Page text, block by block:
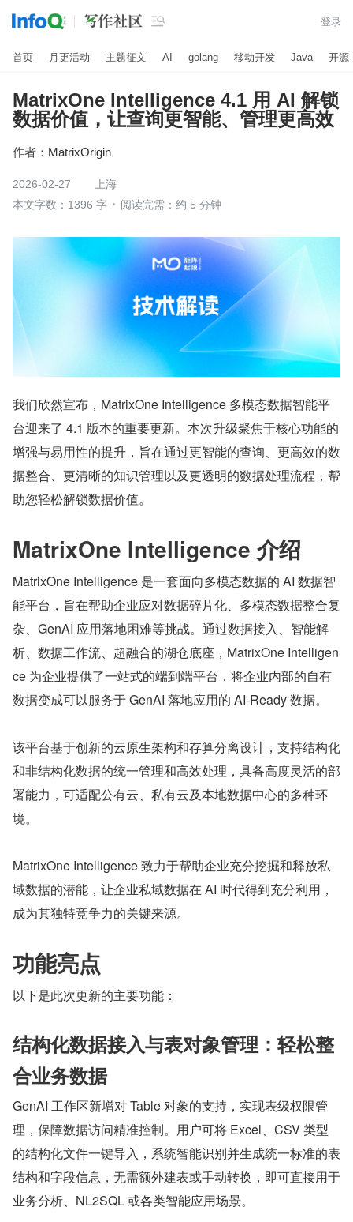
 登录
首页 月更活动 主题征文 AI golang 移动开发 Java 开源
MatrixOne Intelligence 4.1 用 AI 解锁
数据价值，让查询更智能、管理更高效
作者： MatrixOrigin
2026-02-27
上海
本文字数：1396 字
阅读完需：约 5 分钟
我们欣然宣布，MatrixOne Intelligence 多模态数据智能平
台迎来了 4.1 版本的重要更新。本次升级聚焦于核心功能的
增强与易用性的提升，旨在通过更智能的查询、更高效的数
据整合、更清晰的知识管理以及更透明的数据处理流程，帮
助您轻松解锁数据价值。
MatrixOne Intelligence 介绍
MatrixOne Intelligence 是一套面向多模态数据的 AI 数据智
能平台，旨在帮助企业应对数据碎片化、多模态数据整合复
杂、GenAI 应用落地困难等挑战。通过数据接入、智能解
析、数据工作流、超融合的湖仓底座，MatrixOne Intelligen
ce 为企业提供了一站式的端到端平台，将企业内部的自有
数据变成可以服务于 GenAI 落地应用的 AI-Ready 数据。
该平台基于创新的云原生架构和存算分离设计，支持结构化
和非结构化数据的统一管理和高效处理，具备高度灵活的部
署能力，可适配公有云、私有云及本地数据中心的多种环
境。
MatrixOne Intelligence 致力于帮助企业充分挖掘和释放私
域数据的潜能，让企业私域数据在 AI 时代得到充分利用，
成为其独特竞争力的关键来源。
功能亮点
以下是此次更新的主要功能：
结构化数据接入与表对象管理：轻松整
合业务数据
GenAI 工作区新增对 Table 对象的支持，实现表级权限管
理，保障数据访问精准控制。用户可将 Excel、CSV 类型
的结构化文件一键导入，系统智能识别并生成统一标准的表
结构和字段信息，无需额外建表或手动转换，即可直接用于
业务分析、NL2SQL 或各类智能应用场景。